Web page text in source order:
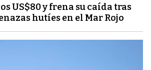
US$80 y frena su caída tras
hutíes en el Mar Rojo